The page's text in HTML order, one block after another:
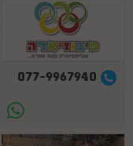
077-9967940